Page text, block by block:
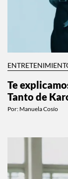
Te
Tanto de
Por: Manuela Cosío